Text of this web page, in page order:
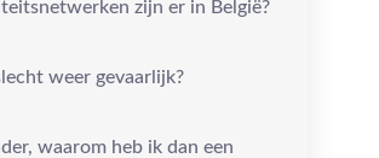
zijn er in België?
weer gevaarlijk?
waarom heb ik dan een